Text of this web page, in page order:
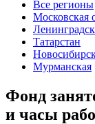
Все регионы
Московская
Татарстан
Мурманская
Фонд
и часы